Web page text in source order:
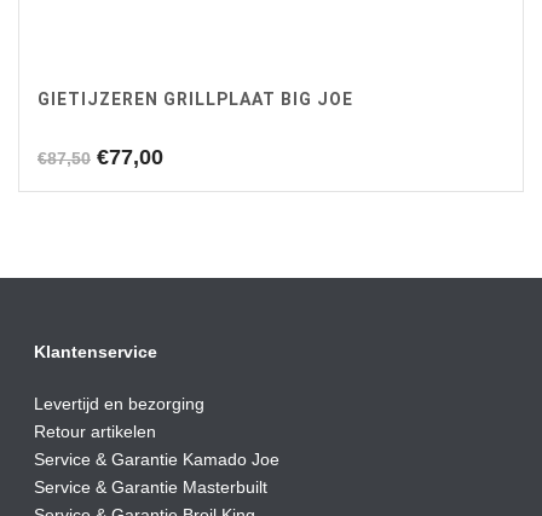
GIETIJZEREN GRILLPLAAT BIG JOE
€87,50 Oorspronkelijke
€77,00Huidige
Klantenservice
Levertijd en bezorging
Retour artikelen
Service & Garantie Kamado Joe
Service & Garantie Masterbuilt